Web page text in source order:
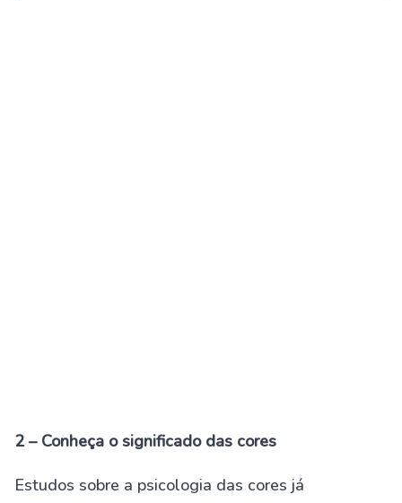
2 – Conheça o significado das cores
Estudos sobre a psicologia das cores já